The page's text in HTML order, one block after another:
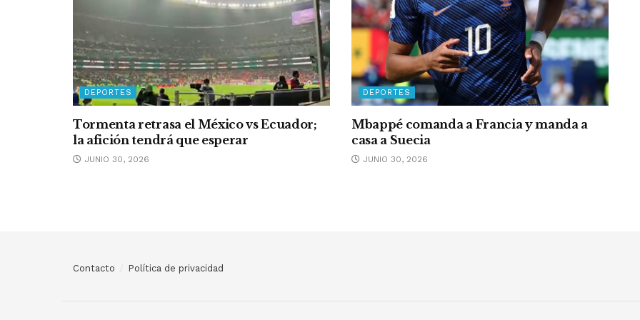
DEPORTES
Tormenta retrasa el México vs Ecuador;
la afición tendrá que esperar
JUNIO 30, 2026
DEPORTES
Mbappé comanda a Francia y manda a
casa a Suecia
JUNIO 30, 2026
Contacto Política de privacidad